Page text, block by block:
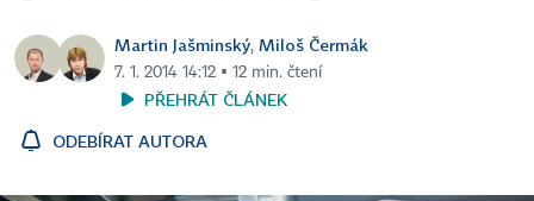
Martin Jašminský, Miloš Čermák
7. 1. 2014 14:12 ▪ 12 min. čtení
PŘEHRÁT ČLÁNEK
ODEBÍRAT AUTORA